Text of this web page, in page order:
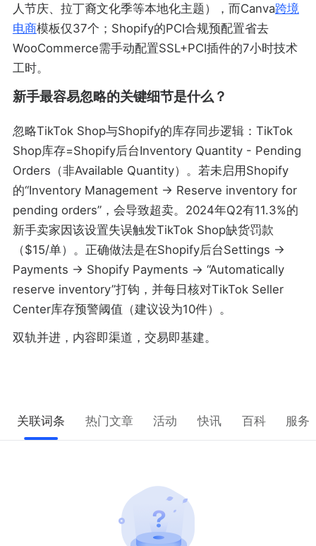
人节庆、拉丁裔文化季等本地化主题），而Canva跨境
电商模板仅37个；Shopify的PCI合规预配置省去
WooCommerce需手动配置SSL+PCI插件的7小时技术
工时。
新手最容易忽略的关键细节是什么？
忽略TikTok Shop与Shopify的库存同步逻辑：TikTok
Shop库存=Shopify后台Inventory Quantity - Pending
Orders（非Available Quantity）。若未启用Shopify
的“Inventory Management → Reserve inventory for
pending orders”，会导致超卖。2024年Q2有11.3%的
新手卖家因该设置失误触发TikTok Shop缺货罚款
（$15/单）。正确做法是在Shopify后台Settings →
Payments → Shopify Payments → “Automatically
reserve inventory”打钩，并每日核对TikTok Seller
Center库存预警阈值（建议设为10件）。
双轨并进，内容即渠道，交易即基建。
关联词条 热门文章 活动 快讯 百科 服务